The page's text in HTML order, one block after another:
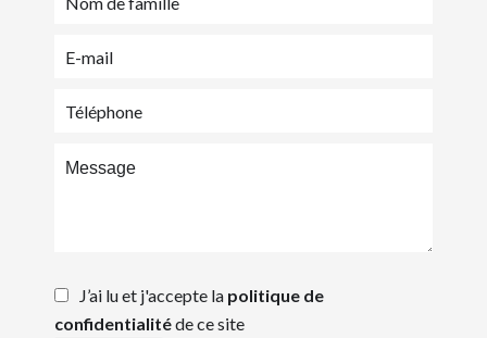
J’ai lu et j'accepte la politique de
confidentialitéde ce site